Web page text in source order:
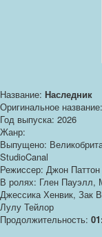
Название: Наследник
Оригинальное название:
Год выпуска: 2026
Жанр:
Выпущено:
StudioCanal
Режиссер: Джон
В ролях: Глен Пауэлл,
Джессика Хенвик,
Лулу Тейлор
Продолжительность: